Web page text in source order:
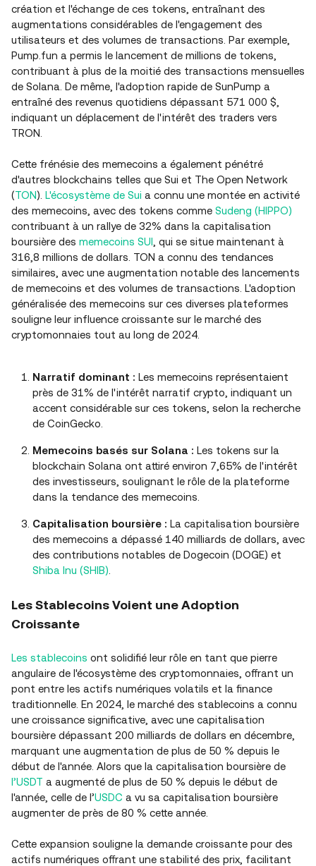
création et l'échange de ces tokens, entraînant des
augmentations considérables de l'engagement des
utilisateurs et des volumes de transactions. Par exemple,
Pump.fun a permis le lancement de millions de tokens,
contribuant à plus de la moitié des transactions mensuelles
de Solana. De même, l'adoption rapide de SunPump a
entraîné des revenus quotidiens dépassant 571 000 $,
indiquant un déplacement de l'intérêt des traders vers
TRON.
Cette frénésie des memecoins a également pénétré
d'autres blockchains telles que Sui et The Open Network
(TON). L'écosystème de Sui a connu une montée en activité
des memecoins, avec des tokens comme Sudeng (HIPPO)
contribuant à un rallye de 32% dans la capitalisation
boursière des memecoins SUI , qui se situe maintenant à
316,8 millions de dollars. TON a connu des tendances
similaires, avec une augmentation notable des lancements
de memecoins et des volumes de transactions. L'adoption
généralisée des memecoins sur ces diverses plateformes
souligne leur influence croissante sur le marché des
cryptomonnaies tout au long de 2024.
Narratif dominant : Les memecoins représentaient
près de 31% de l'intérêt narratif crypto, indiquant un
accent considérable sur ces tokens, selon la recherche
de CoinGecko.
Memecoins basés sur Solana : Les tokens sur la
blockchain Solana ont attiré environ 7,65% de l'intérêt
des investisseurs, soulignant le rôle de la plateforme
dans la tendance des memecoins.
Capitalisation boursière : La capitalisation boursière
des memecoins a dépassé 140 milliards de dollars, avec
des contributions notables de Dogecoin (DOGE) et
Shiba Inu (SHIB)
Les Stablecoins Voient une Adoption
Croissante
Les stablecoins ont solidifié leur rôle en tant que pierre
angulaire de l'écosystème des cryptomonnaies, offrant un
pont entre les actifs numériques volatils et la finance
traditionnelle. En 2024, le marché des stablecoins a connu
une croissance significative, avec une capitalisation
boursière dépassant 200 milliards de dollars en décembre,
marquant une augmentation de plus de 50 % depuis le
début de l'année. Alors que la capitalisation boursière de
l’USDT a augmenté de plus de 50 % depuis le début de
l'année, celle de l’USDC a vu sa capitalisation boursière
augmenter de près de 80 % cette année.
Cette expansion souligne la demande croissante pour des
actifs numériques offrant une stabilité des prix, facilitant